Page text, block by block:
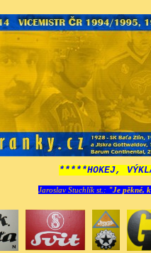
*****HOKEJ,
Jaroslav Stuchlík st.: "Je pěkné,